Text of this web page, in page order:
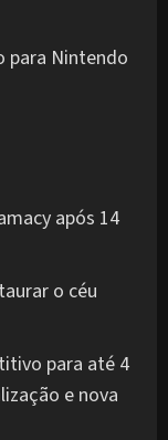
para Nintendo
após 14
o céu
para até 4
e nova